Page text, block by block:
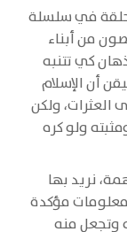
حلقة في سلسلة
من أبناء
كي تتنبه
أن الإسلام
العثرات، ولكن
ولو كره
نريد بها
معلومات مؤكدة
وتجعل منه